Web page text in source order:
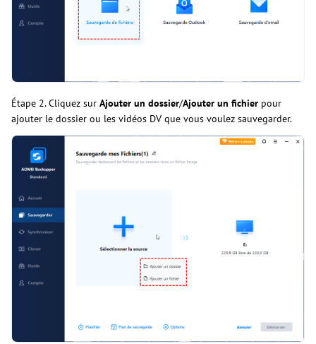
Étape 2. Cliquez sur Ajouter un dossier/Ajouter un fichier pour
ajouter le dossier ou les vidéos DV que vous voulez sauvegarder.